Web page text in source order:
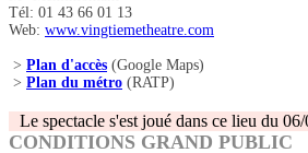
Tél: 01 43 66 01 13
Web: www.vingtiemetheatre.com
> Plan d'accès (Google Maps)
> Plan du métro (RATP)
Le spectacle s'est joué dans ce lieu du
CONDITIONS GRAND PUBLIC